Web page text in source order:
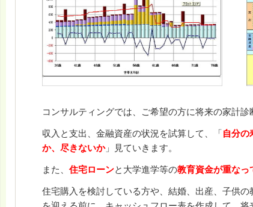
コンサルティングでは、ご希望の方に将来の家計診
収入と支出、金融資産の状況を試算して、「自分の
か、尽きないか」見ていきます。
また、 住宅ローンと大学進学等の教育資金が重なっ
住宅購入を検討している方や、結婚、出産、子供